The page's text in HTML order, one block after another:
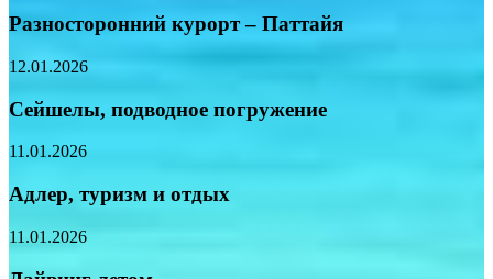
Разносторонний курорт – Паттайя
12.01.2026
Сейшелы, подводное погружение
11.01.2026
Адлер, туризм и отдых
11.01.2026